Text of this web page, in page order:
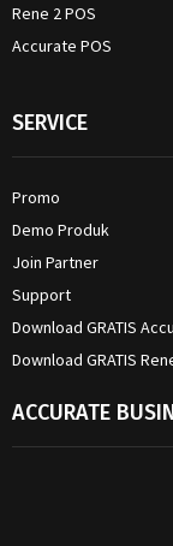
Rene 2 POS
Accurate POS
SERVICE
Promo
Demo Produk
Join Partner
Support
Download GRATIS
Download GRATIS
ACCURATE